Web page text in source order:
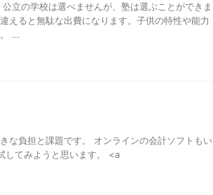
立の学校は選べませんが、塾は選ぶことができま
えると無駄な出費になります。子供の特性や能力
...
な負担と課題です。 オンラインの会計ソフトもい
してみようと思います。 <a